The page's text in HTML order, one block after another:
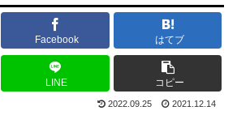
Facebook はてブ
LINE コピー
2022.09.25 2021.12.14